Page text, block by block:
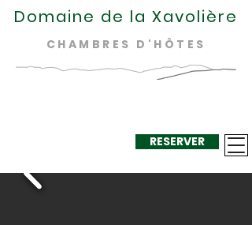
Domaine de la Xavolière
CHAMBRES D'HÔTES
RESERVER